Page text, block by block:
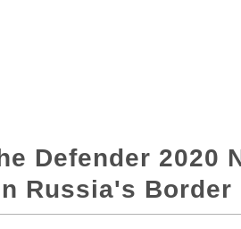
Defender 2020
Russia's Border